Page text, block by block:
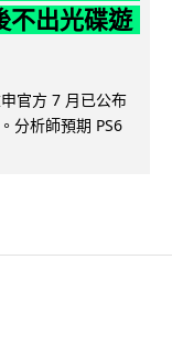
不出光碟遊
官方 7 月已公布
分析師預期 PS6